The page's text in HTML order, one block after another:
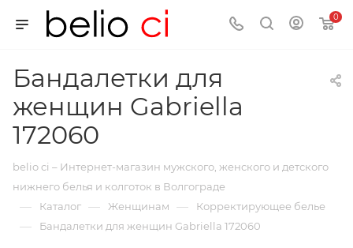
0
Бандалетки для
женщин Gabriella
172060
belio ci – Интернет-магазин мужского, женского и детского
нижнего белья и колготок в Волгограде
— Каталог — Женщинам — Корректирующее белье
— Бандалетки для женщин Gabriella 172060